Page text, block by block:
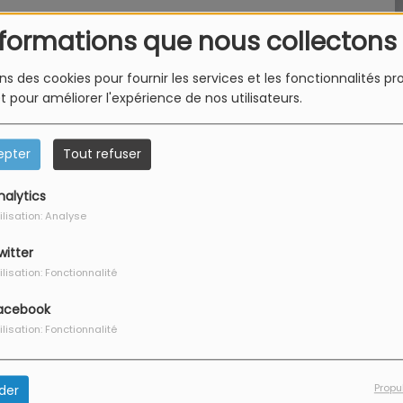
que nous collectons
des cookies pour fournir les services et les fonctionnalités
pour améliorer l'expérience de nos utilisateurs.
Tout refuser
Analyse
Fonctionnalité
Fonctionnalité
Nord Alsace
CO